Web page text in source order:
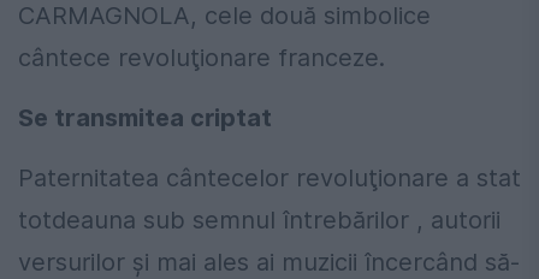
CARMAGNOLA, cele două simbolice
cântece revoluţionare franceze.
Se transmitea criptat
Paternitatea cântecelor revoluţionare a stat
totdeauna sub semnul întrebărilor , autorii
versurilor şi mai ales ai muzicii încercând să-